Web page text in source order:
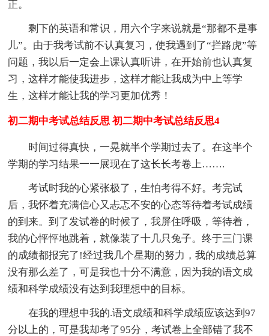
正。
剩下的英语和常识，用六个字来说就是“那都不是事
儿”。由于我考试前不认真复习，使我遇到了“拦路虎”等
问题，我以后一定会上课认真听讲，在开始前也认真复
习，这样才能使我进步，这样才能让我成为中上等学
生，这样才能让我的学习更加优秀！
初二期中考试总结反思 初二期中考试总结反思4
时间过得真快，一晃就半个学期过去了。在这半个
学期的学习结果一一展现在了这长长考卷上…….
考试时我的心紧张极了，生怕考得不好。考完试
后，我怀着充满信心又忐忑不安的心态等待着考试成绩
的到来。到了发试卷的时候了，我屏住呼吸，等待着，
我的心怦怦地跳着，就像装了十几只兔子。终于三门课
的成绩都报完了!经过我几个星期的努力，我的成绩总算
没有那么差了，可是我也十分不满意，因为我的语文成
绩和科学成绩没有达到我理想中的目标。
在我的理想中我的.语文成绩和科学成绩应该达到97
分以上的，可是我却考了95分，考试卷上全部错了我不